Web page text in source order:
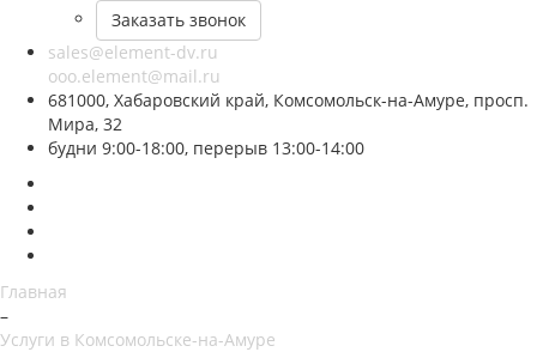
Заказать звонок
sales@element-dv.ru
ooo.element@mail.ru
681000, Хабаровский край, Комсомольск-на-Амуре, просп.
Мира, 32
будни 9:00-18:00, перерыв 13:00-14:00
Главная
–
Услуги в Комсомольске-на-Амуре